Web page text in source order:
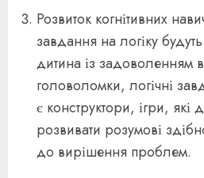
Розвиток когнітивних
завдання на логіку
дитина із задоволенням
головоломки, логічні
є конструктори, ігри, які
розвивати розумові
до вирішення проблем.